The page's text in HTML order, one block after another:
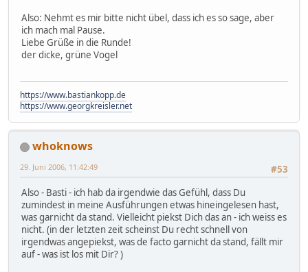
Also: Nehmt es mir bitte nicht übel, dass ich es so sage, aber
ich mach mal Pause.
Liebe Grüße in die Runde!
der dicke, grüne Vogel
https://www.bastiankopp.de
https://www.georgkreisler.net
whoknows
#53
29. Juni 2006, 11:42:49
Also - Basti - ich hab da irgendwie das Gefühl, dass Du
zumindest in meine Ausführungen etwas hineingelesen hast,
was garnicht da stand. Vielleicht piekst Dich das an - ich weiss es
nicht. (in der letzten zeit scheinst Du recht schnell von
irgendwas angepiekst, was de facto garnicht da stand, fällt mir
auf - was ist los mit Dir? )